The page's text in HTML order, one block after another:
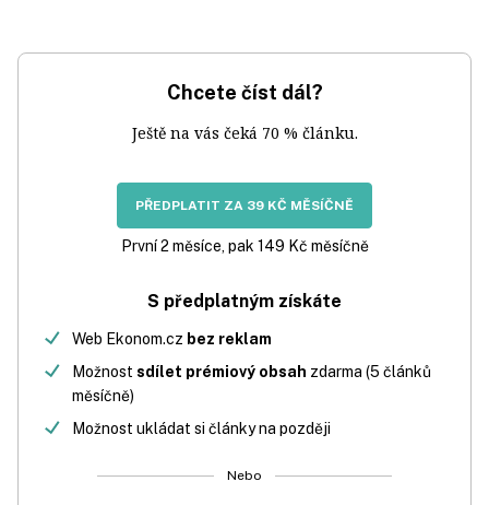
Chcete číst dál?
Ještě na vás čeká 70 % článku.
PŘEDPLATIT ZA 39 KČ MĚSÍČNĚ
První 2 měsíce, pak 149 Kč měsíčně
S předplatným získáte
Web Ekonom.cz bez reklam
Možnost sdílet prémiový obsah zdarma (5 článků
měsíčně)
Možnost ukládat si články na později
Nebo